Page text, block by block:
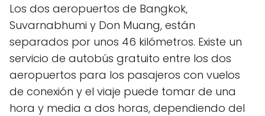
Los dos aeropuertos de Bangkok,
Suvarnabhumi y Don Muang, están
separados por unos 46 kilómetros. Existe un
servicio de autobús gratuito entre los dos
aeropuertos para los pasajeros con vuelos
de conexión y el viaje puede tomar de una
hora y media a dos horas, dependiendo del